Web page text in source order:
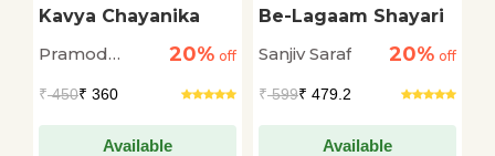
Kavya Chayanika
Pramod
20% off
₹450₹ 360
Available
Be-Lagaam Shayari
Sanjiv Saraf
20% off
₹599₹ 479.2
Available